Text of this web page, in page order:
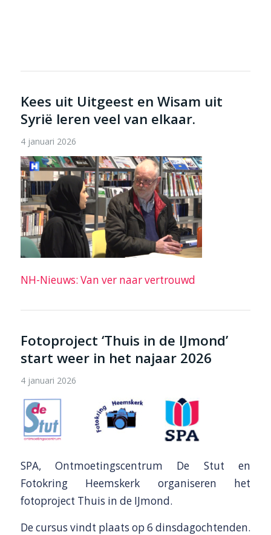
Kees uit Uitgeest en Wisam uit
Syrië leren veel van elkaar.
4 januari 2026
NH-Nieuws: Van ver naar vertrouwd
Fotoproject ‘Thuis in de IJmond’
start weer in het najaar 2026
4 januari 2026
SPA, Ontmoetingscentrum De Stut en
Fotokring Heemskerk organiseren het
fotoproject Thuis in de IJmond.
De cursus vindt plaats op 6 dinsdagochtenden.